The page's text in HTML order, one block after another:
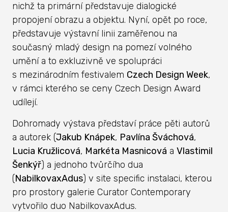
nichž ta primární představuje dialogické
propojení obrazu a objektu. Nyní, opět po roce,
představuje výstavní linii zaměřenou na
současný mladý design na pomezí volného
umění a to exkluzivně ve spolupráci
s mezinárodním festivalem Czech Design Week,
v rámci kterého se ceny Czech Design Award
udílejí.
Dohromady výstava představí práce pěti autorů
a autorek (Jakub Knápek, Pavlína Šváchová,
Lucia Kružlicová, Markéta Masnicová a Vlastimil
Šenkýř) a jednoho tvůrčího dua
(NabilkovaxAdus) v site specific instalaci, kterou
pro prostory galerie Curator Contemporary
vytvořilo duo NabilkovaxAdus.